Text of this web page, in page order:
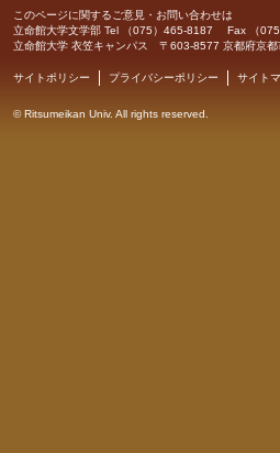
このページに関するご意見・お問い合わせは
立命館大学文学部 Tel （075）465-8187 Fax （075
立命館大学 衣笠キャンパス 〒603-8577 京都府京都
サイトポリシー プライバシーポリシー サイト
©Ritsumeikan Univ. All rights reserved.